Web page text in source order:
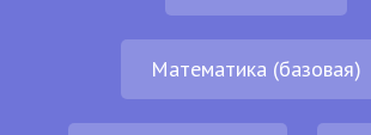
Математика (базовая)